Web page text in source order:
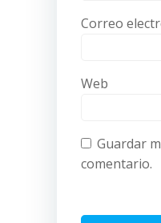
Correo
Web
Guardar
comentario.